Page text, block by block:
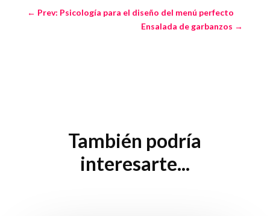
← Prev: Psicología para el diseño del menú perfecto
Ensalada de garbanzos →
También podría
interesarte...